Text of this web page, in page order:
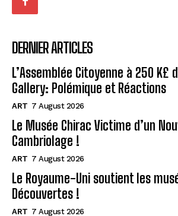
DERNIER ARTICLES
L’Assemblée Citoyenne à 250 K£
Gallery: Polémique et Réactions
ART 7 August 2026
Le Musée Chirac Victime d’un
Cambriolage !
ART 7 August 2026
Le Royaume-Uni soutient les
Découvertes !
ART 7 August 2026